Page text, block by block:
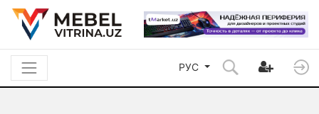
РУС